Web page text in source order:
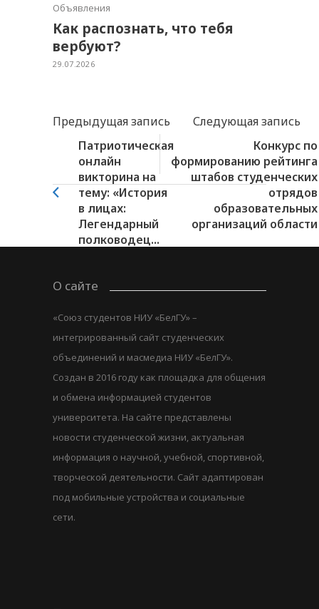
Объявления
Как распознать, что тебя
вербуют?
29.07.2026
Предыдущая запись
Следующая запись
Патриотическая
онлайн
викторина на
тему: «История
в лицах:
Легендарный
полководец...
Конкурс по
формированию рейтинга
штабов студенческих
отрядов
образовательных
организаций области
О сайте
«Союз студентов НИУ «БелГУ» –
интегрированный сайт студенческих
объединений и масмедиа НИУ «БелГУ».
Создан в 2016 году как площадка для общения
и обмена информацией студентов
университета. На сайте представлены
новости студенческой жизни, актуальная
информация о научной, учебной, спортивной,
творческой деятельности. Сайт адаптирован
под мобильные устройства и социальные
сети.